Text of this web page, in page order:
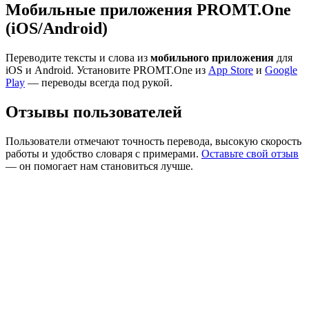
Мобильные приложения PROMT.One
(iOS/Android)
Переводите тексты и слова из мобильного приложения для
iOS и Android. Установите PROMT.One из App Store и Google
Play — переводы всегда под рукой.
Отзывы пользователей
Пользователи отмечают точность перевода, высокую скорость
работы и удобство словаря с примерами. Оставьте свой отзыв
— он помогает нам становиться лучше.